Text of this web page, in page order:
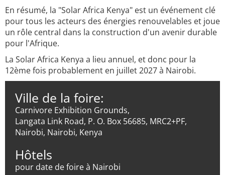
En résumé, la "Solar Africa Kenya" est un événement clé
pour tous les acteurs des énergies renouvelables et joue
un rôle central dans la construction d'un avenir durable
pour l'Afrique.
La Solar Africa Kenya a lieu annuel, et donc pour la
12ème fois probablement en juillet 2027 à Nairobi.
Ville de la foire:
Carnivore Exhibition Grounds,
Langata Link Road, P. O. Box 56685, MRC2+PF,
Nairobi, Nairobi, Kenya
Hôtels
pour date de foire à Nairobi